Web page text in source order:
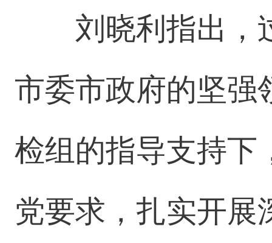
刘晓利指出，
市委市政府的坚强
检组的指导支持下
党要求，扎实开展